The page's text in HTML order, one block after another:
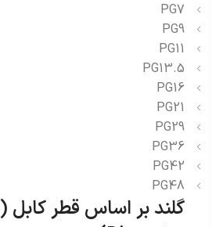
PG7
PG9
PG11
PG13.5
PG16
PG21
PG29
PG36
PG42
PG48